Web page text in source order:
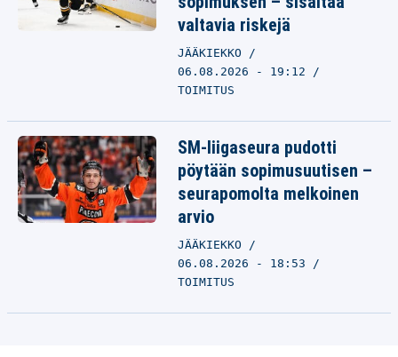
valtavia riskejä
JÄÄKIEKKO
06.08.2026 - 19:12
TOIMITUS
SM-liigaseura pudotti
pöytään sopimusuutisen –
seurapomolta melkoinen
arvio
JÄÄKIEKKO
06.08.2026 - 18:53
TOIMITUS